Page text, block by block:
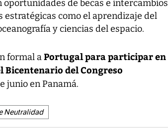
de becas e intercambios
como el aprendizaje del
y ciencias del espacio.
formal aPortugal para participar en
del Congreso
junio en Panamá.
Neutralidad